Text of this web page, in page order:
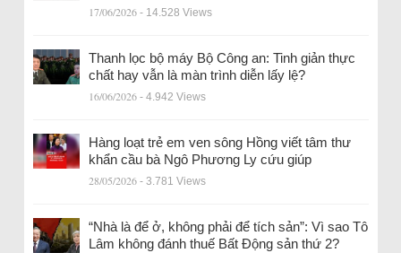
17/06/2026 - 14.528 Views
Thanh lọc bộ máy Bộ Công an: Tinh giản thực
chất hay vẫn là màn trình diễn lấy lệ?
16/06/2026 - 4.942 Views
Hàng loạt trẻ em ven sông Hồng viết tâm thư
khẩn cầu bà Ngô Phương Ly cứu giúp
28/05/2026 - 3.781 Views
“Nhà là để ở, không phải để tích sản”: Vì sao Tô
Lâm không đánh thuế Bất Động sản thứ 2?